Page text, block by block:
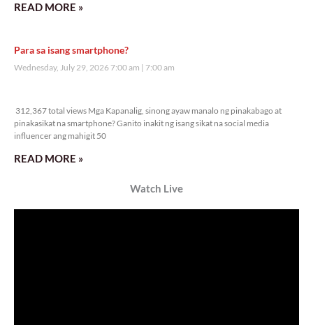
READ MORE »
Para sa isang smartphone?
Wednesday, July 29, 2026 7:00 am 7:00 am
312,367 total views Mga Kapanalig, sinong ayaw manalo ng pinakabago at
pinakasikat na smartphone? Ganito inakit ng isang sikat na social media
influencer ang mahigit 50
READ MORE »
Watch Live